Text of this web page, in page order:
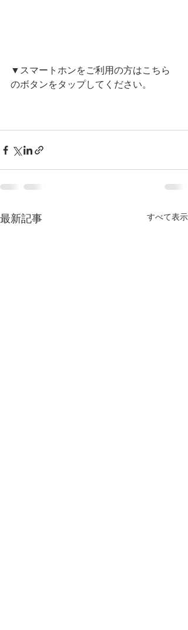
▼スマートホンをご利用の方はこちら
のボタンをタップしてください。
最新記事 すべて表示